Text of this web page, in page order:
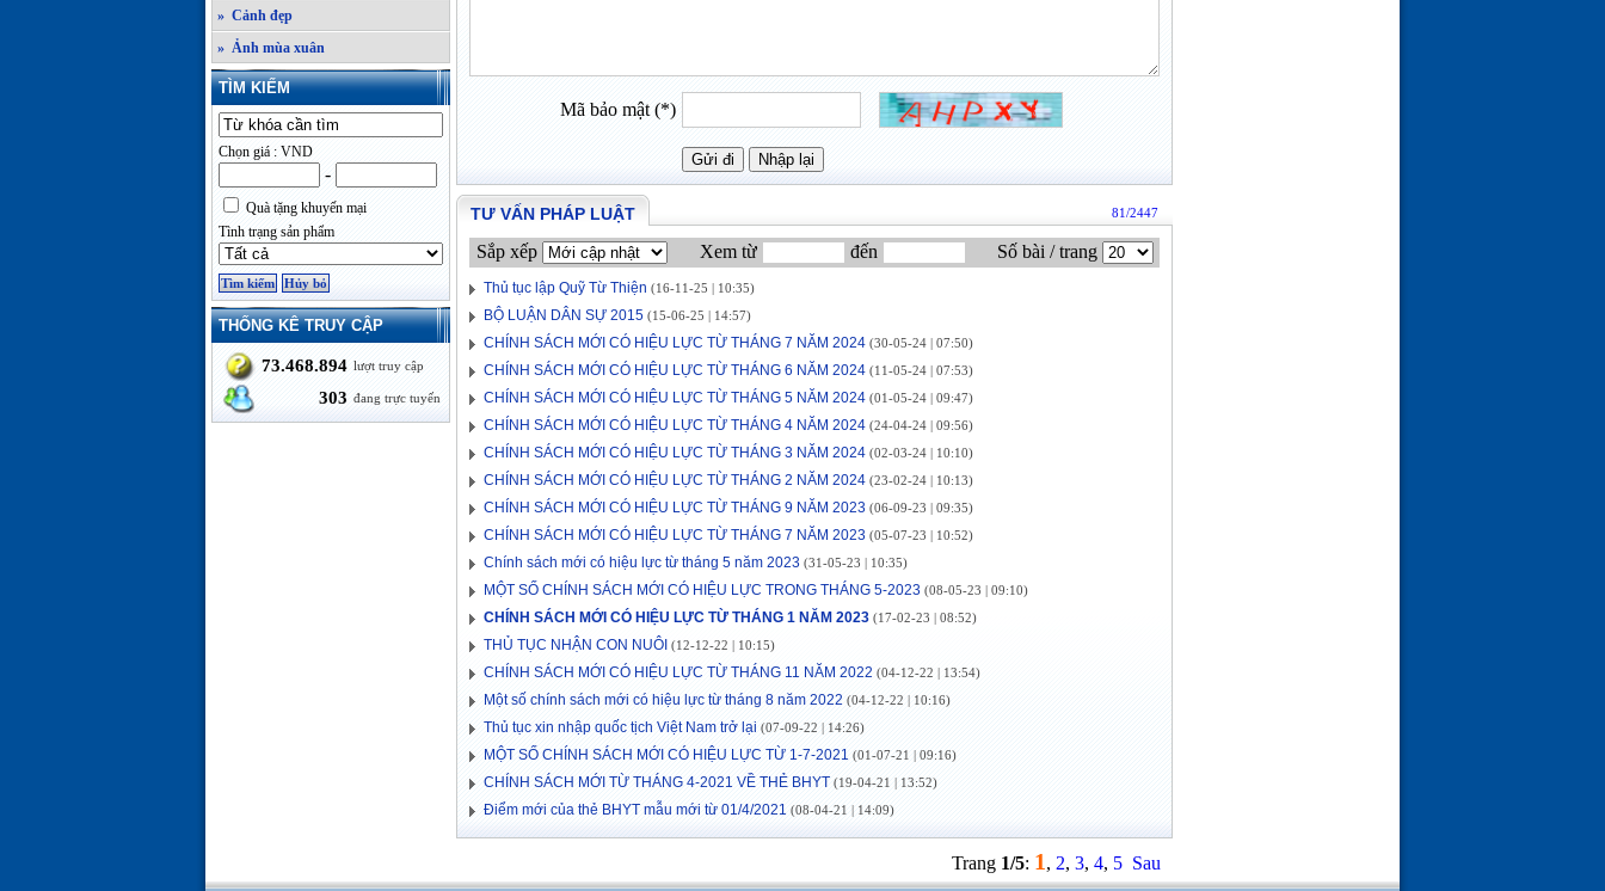
» Cảnh đẹp
» Ảnh mùa xuân
TÌM KIẾM
Chọn giá : VND
-
Quà tặng khuyến mại
Tình trạng sản phẩm
THỐNG KÊ TRUY CẬP
73.468.894 lượt truy cập
303 đang trực tuyến
Mã bảo mật (*)
TƯ VẤN PHÁP LUẬT 81/2447
Sắp xếp Xem từ đến Số bài / trang
Thủ tục lập Quỹ Từ Thiện (16-11-25 | 10:35)
BỘ LUẬN DÂN SỰ 2015 (15-06-25 | 14:57)
CHÍNH SÁCH MỚI CÓ HIỆU LỰC TỪ THÁNG 7 NĂM 2024 (30-05-24 | 07:50)
CHÍNH SÁCH MỚI CÓ HIỆU LỰC TỪ THÁNG 6 NĂM 2024 (11-05-24 | 07:53)
CHÍNH SÁCH MỚI CÓ HIỆU LỰC TỪ THÁNG 5 NĂM 2024 (01-05-24 | 09:47)
CHÍNH SÁCH MỚI CÓ HIỆU LỰC TỪ THÁNG 4 NĂM 2024 (24-04-24 | 09:56)
CHÍNH SÁCH MỚI CÓ HIỆU LỰC TỪ THÁNG 3 NĂM 2024 (02-03-24 | 10:10)
CHÍNH SÁCH MỚI CÓ HIỆU LỰC TỪ THÁNG 2 NĂM 2024 (23-02-24 | 10:13)
CHÍNH SÁCH MỚI CÓ HIỆU LỰC TỪ THÁNG 9 NĂM 2023 (06-09-23 | 09:35)
CHÍNH SÁCH MỚI CÓ HIỆU LỰC TỪ THÁNG 7 NĂM 2023 (05-07-23 | 10:52)
Chính sách mới có hiệu lực từ tháng 5 năm 2023 (31-05-23 | 10:35)
MỘT SỐ CHÍNH SÁCH MỚI CÓ HIỆU LỰC TRONG THÁNG 5-2023 (08-05-23 | 09:10)
CHÍNH SÁCH MỚI CÓ HIỆU LỰC TỪ THÁNG 1 NĂM 2023 (17-02-23 | 08:52)
THỦ TỤC NHẬN CON NUÔI (12-12-22 | 10:15)
CHÍNH SÁCH MỚI CÓ HIỆU LỰC TỪ THÁNG 11 NĂM 2022 (04-12-22 | 13:54)
Một số chính sách mới có hiệu lực từ tháng 8 năm 2022 (04-12-22 | 10:16)
Thủ tục xin nhập quốc tịch Việt Nam trở lại (07-09-22 | 14:26)
MỘT SỐ CHÍNH SÁCH MỚI CÓ HIỆU LỰC TỪ 1-7-2021 (01-07-21 | 09:16)
CHÍNH SÁCH MỚI TỪ THÁNG 4-2021 VỀ THẺ BHYT (19-04-21 | 13:52)
Điểm mới của thẻ BHYT mẫu mới từ 01/4/2021 (08-04-21 | 14:09)
Trang 1/5: 1 , 2, 3, 4, 5 Sau